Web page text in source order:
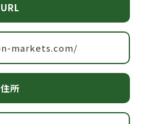
URL
markets.com/
住所